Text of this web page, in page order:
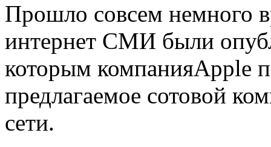
Прошло совсем немного
интернет СМИ были
которым компанияApple
предлагаемое сотовой
сети.